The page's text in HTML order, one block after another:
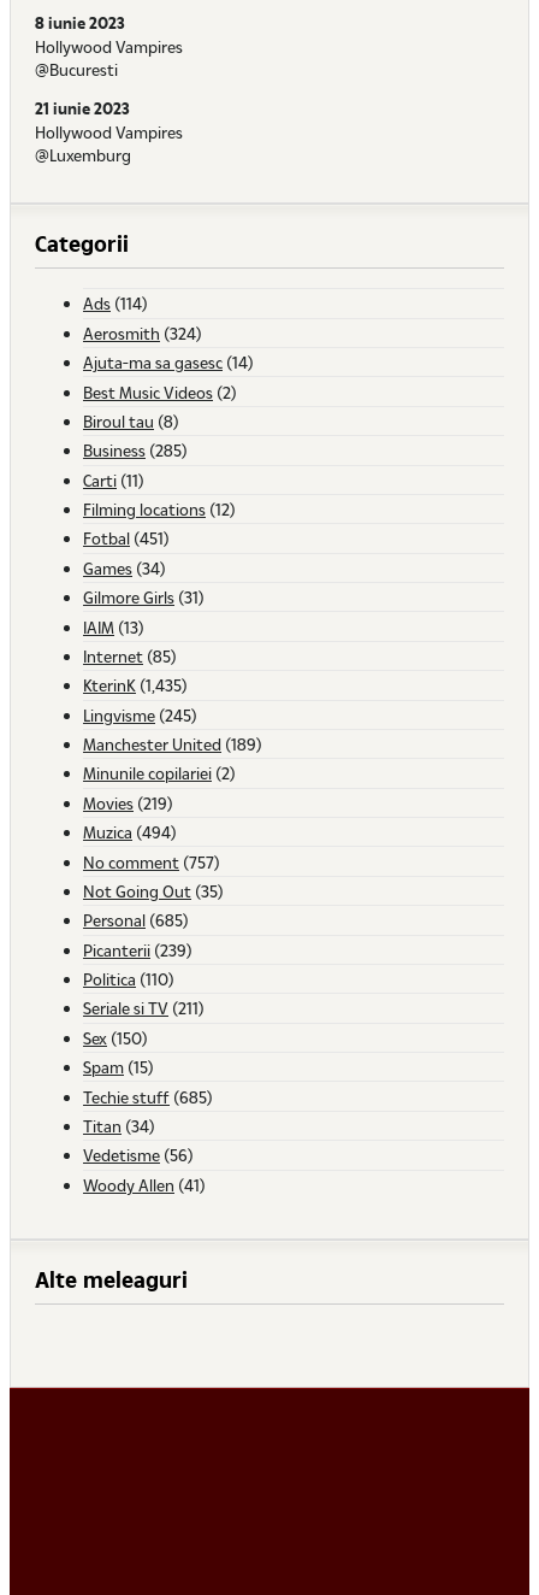
8 iunie 2023
Hollywood Vampires
@Bucuresti
21 iunie 2023
Hollywood Vampires
@Luxemburg
Categorii
Ads (114)
Aerosmith (324)
Ajuta-ma sa gasesc (14)
Best Music Videos (2)
Biroul tau (8)
Business (285)
Carti (11)
Filming locations (12)
Fotbal (451)
Games (34)
Gilmore Girls (31)
IAIM (13)
Internet (85)
KterinK (1,435)
Lingvisme (245)
Manchester United (189)
Minunile copilariei (2)
Movies (219)
Muzica (494)
No comment (757)
Not Going Out (35)
Personal (685)
Picanterii (239)
Politica (110)
Seriale si TV (211)
Sex (150)
Spam (15)
Techie stuff (685)
Titan (34)
Vedetisme (56)
Woody Allen (41)
Alte meleaguri